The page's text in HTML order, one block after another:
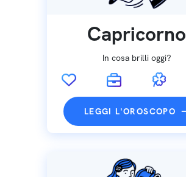
Capricorno
In cosa brilli oggi?
LEGGI L'OROSCOPO